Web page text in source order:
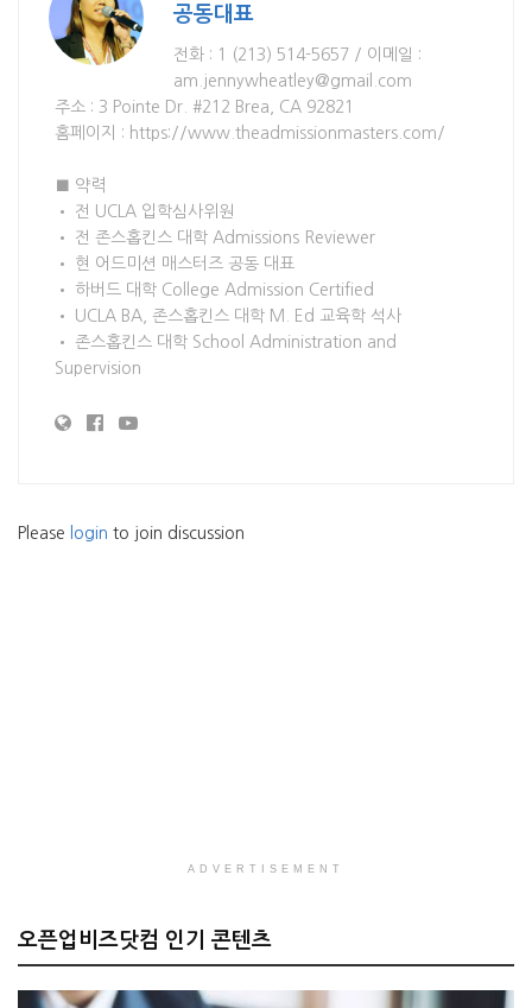
공동대표
전화 : 1 (213) 514-5657 / 이메일 :
am.jennywheatley@gmail.com
주소 : 3 Pointe Dr. #212 Brea, CA 92821
홈페이지 : https://www.theadmissionmasters.com/
■ 약력
• 전 UCLA 입학심사위원
• 전 존스홉킨스 대학 Admissions Reviewer
• 현 어드미션 매스터즈 공동 대표
• 하버드 대학 College Admission Certified
• UCLA BA, 존스홉킨스 대학 M. Ed 교육학 석사
• 존스홉킨스 대학 School Administration and
Supervision
Please login to join discussion
ADVERTISEMENT
오픈업비즈닷컴 인기 콘텐츠